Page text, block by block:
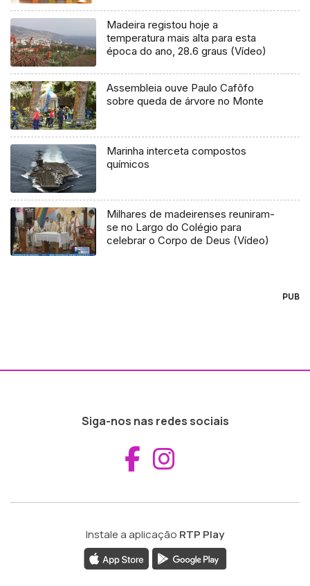
Madeira registou hoje a
temperatura mais alta para esta
época do ano, 28.6 graus (Vídeo)
Assembleia ouve Paulo Cafôfo
sobre queda de árvore no Monte
Marinha interceta compostos
químicos
Milhares de madeirenses reuniram-
se no Largo do Colégio para
celebrar o Corpo de Deus (Vídeo)
PUB
Siga-nos nas redes sociais
Aceder ao
Instale a aplicação RTP Play